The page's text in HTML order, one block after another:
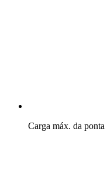
Carga máx. da ponta